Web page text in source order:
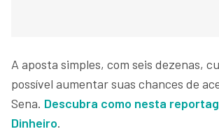
A aposta simples, com seis dezenas,
possível aumentar suas chances de
Sena. Descubra como nesta
Dinheiro.